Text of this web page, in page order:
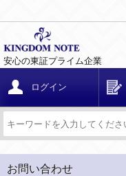
安心の東証プライム企業
ログイン
お問い合わせ